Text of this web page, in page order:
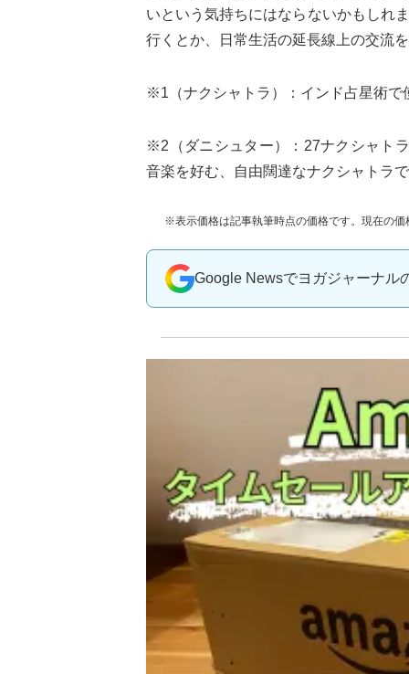
いという気持ちにはならないかもしれ
行くとか、日常生活の延長線上の交流
※1（ナクシャトラ）：インド占星術で
※2（ダニシュター）：27ナクシャト
音楽を好む、自由闊達なナクシャトラ
※表示価格は記事執筆時点の価格です。現在の
Google Newsでヨガジャーナル